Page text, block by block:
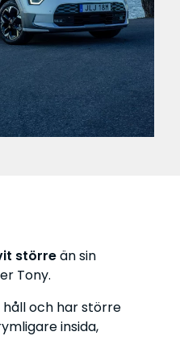
störreän sin
Tony.
håll och har större
insida,